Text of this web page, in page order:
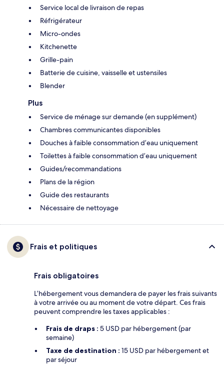
Service local de livraison de repas
Réfrigérateur
Micro-ondes
Kitchenette
Grille-pain
Batterie de cuisine, vaisselle et ustensiles
Blender
Plus
Service de ménage sur demande (en supplément)
Chambres communicantes disponibles
Douches à faible consommation d’eau uniquement
Toilettes à faible consommation d’eau uniquement
Guides/recommandations
Plans de la région
Guide des restaurants
Nécessaire de nettoyage
Frais et politiques
Frais obligatoires
L’hébergement vous demandera de payer les frais suivants
à votre arrivée ou au moment de votre départ. Ces frais
peuvent comprendre les taxes applicables :
Frais de draps : 5 USD par hébergement (par
semaine)
Taxe de destination : 15 USD par hébergement et
par séjour